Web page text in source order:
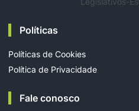
Políticas
Políticas de Cookies
Política de Privacidade
Fale conosco